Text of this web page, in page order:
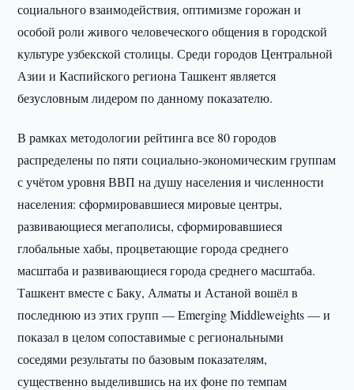
социального взаимодействия, оптимизме горожан и
особой роли живого человеческого общения в городской
культуре узбекской столицы. Среди городов Центральной
Азии и Каспийского региона Ташкент является
безусловным лидером по данному показателю.
В рамках методологии рейтинга все 80 городов
распределены по пяти социально-экономическим группам
с учётом уровня ВВП на душу населения и численности
населения: сформировавшиеся мировые центры,
развивающиеся мегаполисы, сформировавшиеся
глобальные хабы, процветающие города среднего
масштаба и развивающиеся города среднего масштаба.
Ташкент вместе с Баку, Алматы и Астаной вошёл в
последнюю из этих групп — Emerging Middleweights — и
показал в целом сопоставимые с региональными
соседями результаты по базовым показателям,
существенно выделившись на их фоне по темпам